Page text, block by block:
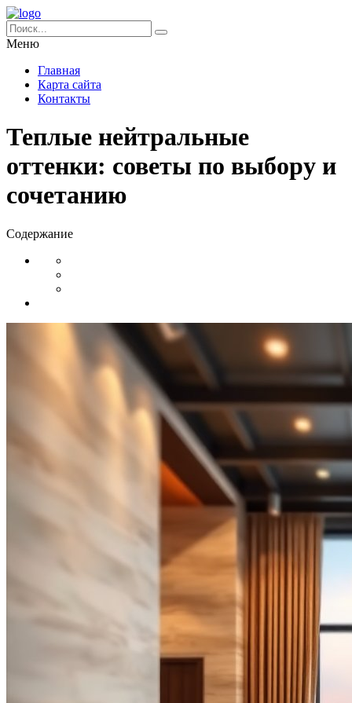
Меню
Главная
Карта сайта
Контакты
Теплые нейтральные
оттенки: советы по выбору и
сочетанию
Содержание